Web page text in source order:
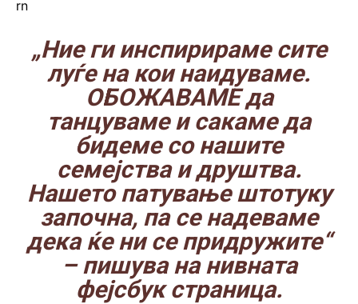
rn
„Ние ги инспирираме сите
луѓе на кои наидуваме.
ОБОЖАВАМЕ да
танцуваме и сакаме да
бидеме со нашите
семејства и друштва.
Нашето патување штотуку
започна, па се надеваме
дека ќе ни се придружите“
– пишува на нивната
фејсбук страница.